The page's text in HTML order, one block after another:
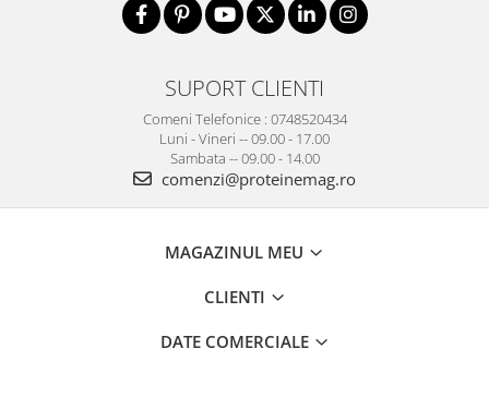
SUPORT CLIENTI
Comeni Telefonice : 0748520434
Luni - Vineri -- 09.00 - 17.00
Sambata -- 09.00 - 14.00
comenzi@proteinemag.ro
MAGAZINUL MEU
CLIENTI
DATE COMERCIALE